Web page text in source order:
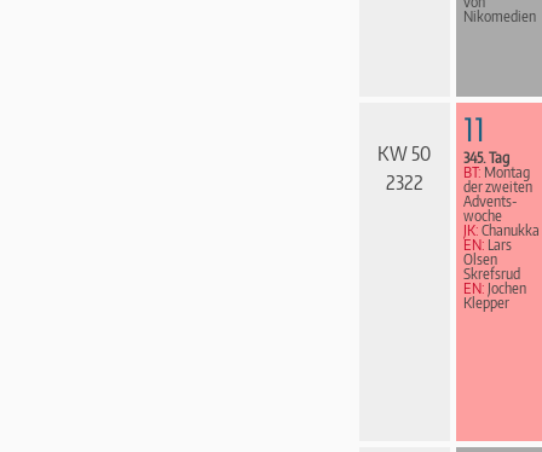
Nikomedien
KW 50
2322
11
345. Tag
BT: Montag
der zweiten
Advents­
woche
JK: Chanukka
EN: Lars
Olsen
Skrefsrud
EN: Jochen
Klepper